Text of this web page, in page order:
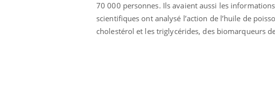
70 000 personnes. Ils avaient aussi les
scientifiques ont analysé l’action de l’huile de
cholestérol et les triglycérides, des biomarqueurs